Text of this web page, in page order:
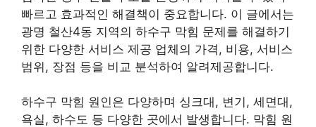
빠르고 효과적인 해결책이 중요합니다. 이 글에서는
광명 철산4동 지역의 하수구 막힘 문제를 해결하기
위한 다양한 서비스 제공 업체의 가격, 비용, 서비스
범위, 장점 등을 비교 분석하여 알려제공합니다.
하수구 막힘 원인은 다양하며 싱크대, 변기, 세면대,
욕실, 하수도 등 다양한 곳에서 발생합니다. 막힘 원